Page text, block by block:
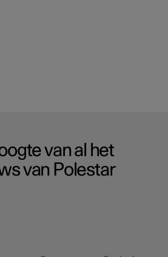
van al het
van Polestar